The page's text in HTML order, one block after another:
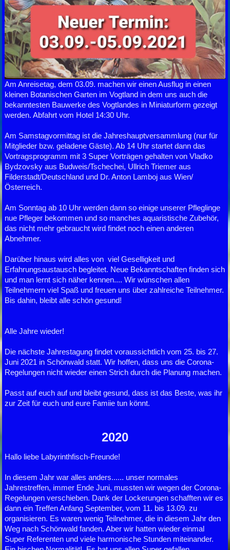
Am Anreisetag, dem 03.09. machen wir einen Ausflug in einen
kleinen Botanischen Garten im Vogtland in dem uns auch die
bekanntesten Bauwerke des Vogtlandes in Miniaturform gezeigt
werden. Abfahrt vom Hotel 14:30 Uhr.
Am Samstagvormittag ist die Jahreshauptversammlung (nur für
Mitglieder bzw. geladene Gäste). Ab 14 Uhr startet dann das
Vortragsprogramm mit 3 Super Vorträgen gehalten von Vladko
Bydzovsky aus Budweis/Tschechei, Ullrich Triemer aus
Filderstadt/Deutschland und Dr. Anton Lamboj aus Wien/
Österreich.
Am Sonntag ab 10 Uhr werden dann so einige unserer Pfleglinge
nue Pfleger bekommen und so manches aquaristische Zubehör,
das nicht mehr gebraucht wird findet noch einen anderen
Abnehmer.
Darüber hinaus wird alles von viel Geselligkeit und
Erfahrungsaustausch begleitet. Neue Bekanntschaften finden sich
und man lernt sich näher kennen.... Wir wünschen allen
Teilnehmern viel Spaß und freuen uns über zahlreiche Teilnehmer.
Bis dahin, bleibt alle schön gesund!
Alle Jahre wieder!
Die nächste Jahrestagung findet voraussichtlich vom 25. bis 27.
Juni 2021 in Schönwald statt. Wir hoffen, dass uns die Corona-
Regelungen nicht wieder einen Strich durch die Planung machen.
Passt auf euch auf und bleibt gesund, dass ist das Beste, was ihr
zur Zeit für euch und eure Famiie tun könnt.
2020
Hallo liebe Labyrinthfisch-Freunde!
In diesem Jahr war alles anders...... unser normales
Jahrestreffen, immer Ende Juni, mussten wir wegen der Corona-
Regelungen verschieben. Dank der Lockerungen schafften wir es
dann ein Treffen Anfang September, vom 11. bis 13.09. zu
organisieren. Es waren wenig Teilnehmer, die in diesem Jahr den
Weg nach Schönwald fanden. Aber wir hatten wieder einmal
Super Referenten und viele harmonische Stunden miteinander.